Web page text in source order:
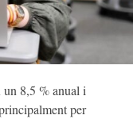
8,5 % anual i
per